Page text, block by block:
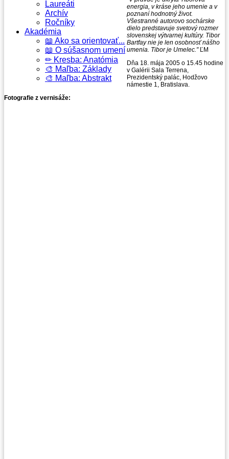
Laureáti
Archív
Ročníky
Akadémia
📖 Ako sa orientovať...
📖 O súšasnom umení
✏ Kresba: Anatómia
🎨 Maľba: Základy
🎨 Maľba: Abstrakt
energia, v kráse jeho umenie a v
poznaní hodnotný život.
Všestranné autorovo sochárske
dielo predstavuje svetový rozmer
slovenskej výtvarnej kultúry. Tibor
Bartfay nie je len osobnosť nášho
umenia. Tibor je Umelec."ĽM
Dňa 18. mája 2005 o 15.45 hodine
v Galérii Sala Terrena,
Prezidentský palác, Hodžovo
námestie 1, Bratislava.
Fotografie z vernisáže: